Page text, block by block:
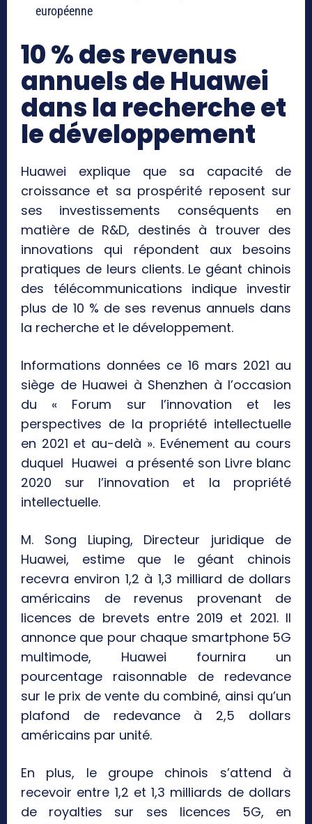
européenne
10 % des revenus
annuels de Huawei
dans la recherche et
le développement
Huawei explique que sa capacité de
croissance et sa prospérité reposent sur
ses investissements conséquents en
matière de R&D, destinés à trouver des
innovations qui répondent aux besoins
pratiques de leurs clients. Le géant chinois
des télécommunications indique investir
plus de 10 % de ses revenus annuels dans
la recherche et le développement.
Informations données ce 16 mars 2021 au
siège de Huawei à Shenzhen à l’occasion
du « Forum sur l’innovation et les
perspectives de la propriété intellectuelle
en 2021 et au-delà ». Evénement au cours
duquel Huawei a présenté son Livre blanc
2020 sur l’innovation et la propriété
intellectuelle.
M. Song Liuping, Directeur juridique de
Huawei, estime que le géant chinois
recevra environ 1,2 à 1,3 milliard de dollars
américains de revenus provenant de
licences de brevets entre 2019 et 2021. Il
annonce que pour chaque smartphone 5G
multimode, Huawei fournira un
pourcentage raisonnable de redevance
sur le prix de vente du combiné, ainsi qu’un
plafond de redevance à 2,5 dollars
américains par unité.
En plus, le groupe chinois s’attend à
recevoir entre 1,2 et 1,3 milliards de dollars
de royalties sur ses licences 5G, en